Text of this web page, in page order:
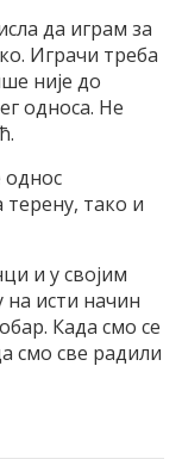
да играм за
Играчи треба
није до
односа. Не
однос
тако и
и у својим
на исти начин
Када смо се
смо све радили